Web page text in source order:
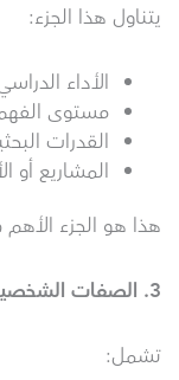
يتناول هذا الجزء:
الأداء
مستوى
القدرات
المشاريع أو
هذا هو الجزء
3. الصفات
تشمل: